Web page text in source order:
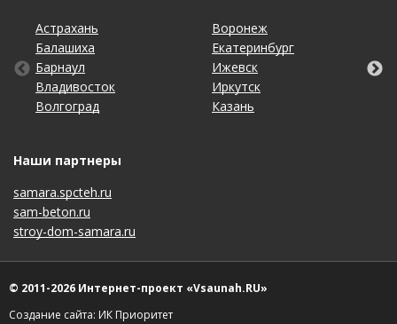
Астрахань
Балашиха
Барнаул
Владивосток
Волгоград
Воронеж
Екатеринбург
Ижевск
Иркутск
Казань
Калининград
Кемерово
Киров
Краснодар
Красноярск
Липецк
Махачкала
Москва
Набережные Челны
Нижний Новгород
Новосибирск
Омск
Оренбург
Пенза
Пермь
Ростов-на-Дону
Рязань
Санкт-Петербург
Саратов
Ставрополь
Тольятти
Томск
Тула
Тюмень
Ульяновск
Уфа
Хабаровск
Чебоксары
Челябинск
Ярославль
Наши партнеры
samara.spcteh.ru
sam-beton.ru
stroy-dom-samara.ru
© 2011-2026 Интернет-проект «Vsaunah.RU»
Создание сайта: ИК Приоритет